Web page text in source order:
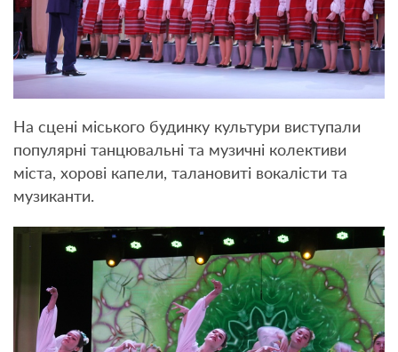
На сцені міського будинку культури виступали
популярні танцювальні та музичні колективи
міста, хорові капели, талановиті вокалісти та
музиканти.